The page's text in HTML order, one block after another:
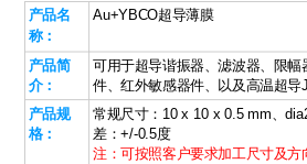
产品名
称：
Au+YBCO超导薄膜
产品简
介：
可用于超导谐振器、滤波器、限
件、红外敏感器件、以及高温超导
产品规
格：
常规尺寸：10 x 10 x 0.5 mm、
差：+/-0.5度
注：可按照客户要求加工尺寸及方